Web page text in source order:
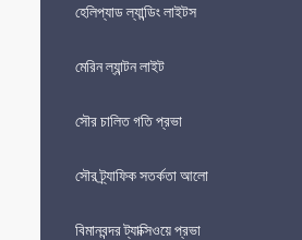
হেলিপ্যাড ল্যান্ডিং লাইটস
মেরিন ল্যান্টন লাইট
সৌর চালিত গতি প্রভা
সৌর ট্র্যাফিক সতর্কতা আলো
বিমানবন্দর ট্যাক্সিওয়ে প্রভা